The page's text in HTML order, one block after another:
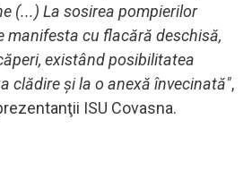
(...) La sosirea pompierilor
manifesta cu flacără deschisă,
existând posibilitatea
clădire şi la o anexă învecinată",
ISU Covasna.